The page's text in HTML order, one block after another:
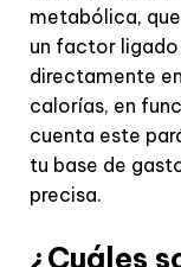
metabólica,
un factor
directamente
calorías, en
cuenta este
tu base de
precisa.
¿Cuáles